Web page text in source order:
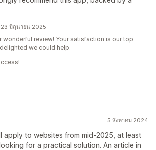
23 มิถุนายน 2025
wonderful review! Your satisfaction is our top
we could help.
5 สิงหาคม 2024
apply to websites from mid-2025, at least
for a practical solution. An article in